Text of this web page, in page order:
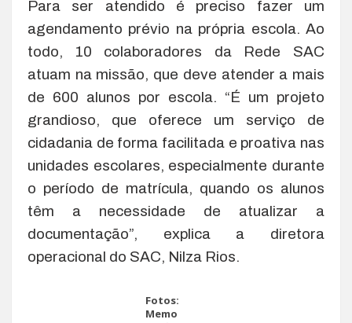
Para ser atendido é preciso fazer um
agendamento prévio na própria escola. Ao
todo, 10 colaboradores da Rede SAC
atuam na missão, que deve atender a mais
de 600 alunos por escola. “É um projeto
grandioso, que oferece um serviço de
cidadania de forma facilitada e proativa nas
unidades escolares, especialmente durante
o período de matrícula, quando os alunos
têm a necessidade de atualizar a
documentação”, explica a diretora
operacional do SAC, Nilza Rios.
Fotos:
Memo